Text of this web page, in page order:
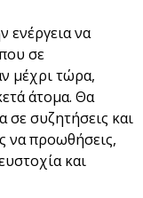
ενέργεια να
σε
μέχρι τώρα,
άτομα. Θα
συζητήσεις και
να προωθήσεις,
και